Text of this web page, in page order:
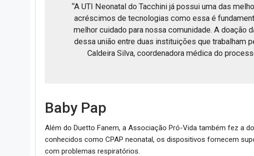
“A UTI Neonatal do Tacchini já possui uma das
acréscimos de tecnologias como essa é
melhor cuidado para nossa comunidade. A doação
dessa união entre duas instituições que trabalham
Caldeira Silva, coordenadora médica do
Baby Pap
Além do Duetto Fanem, a Associação Pró-Vida também fez a
conhecidos como CPAP neonatal, os dispositivos fornecem
com problemas respiratórios.